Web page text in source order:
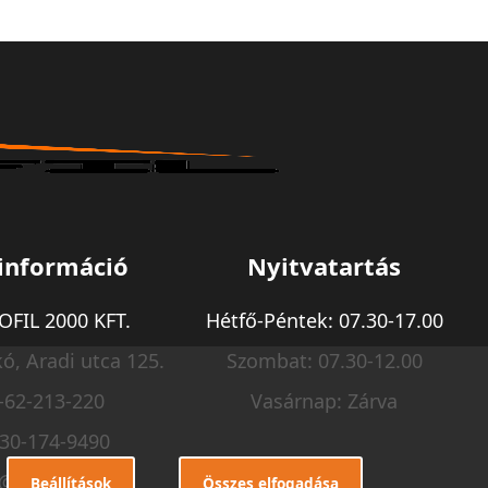
2000 KFT.
Aradi utca 125.
62-213-220
174-9490
profil.hu
Nyitvatartás
Hétfő-Péntek: 07.30-17.00
Szombat: 07.30-12.00
Vasárnap: Zárva
Beállítások Összes elfogadása